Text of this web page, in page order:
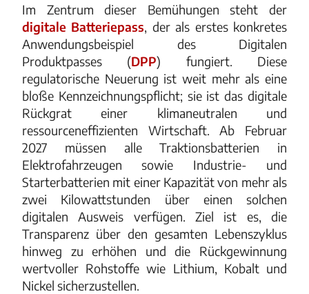
Im Zentrum dieser Bemühungen steht der
digitale Batteriepass, der als erstes konkretes
Anwendungsbeispiel des Digitalen
Produktpasses (DPP) fungiert. Diese
regulatorische Neuerung ist weit mehr als eine
bloße Kennzeichnungspflicht; sie ist das digitale
Rückgrat einer klimaneutralen und
ressourceneffizienten Wirtschaft. Ab Februar
2027 müssen alle Traktionsbatterien in
Elektrofahrzeugen sowie Industrie- und
Starterbatterien mit einer Kapazität von mehr als
zwei Kilowattstunden über einen solchen
digitalen Ausweis verfügen. Ziel ist es, die
Transparenz über den gesamten Lebenszyklus
hinweg zu erhöhen und die Rückgewinnung
wertvoller Rohstoffe wie Lithium, Kobalt und
Nickel sicherzustellen.